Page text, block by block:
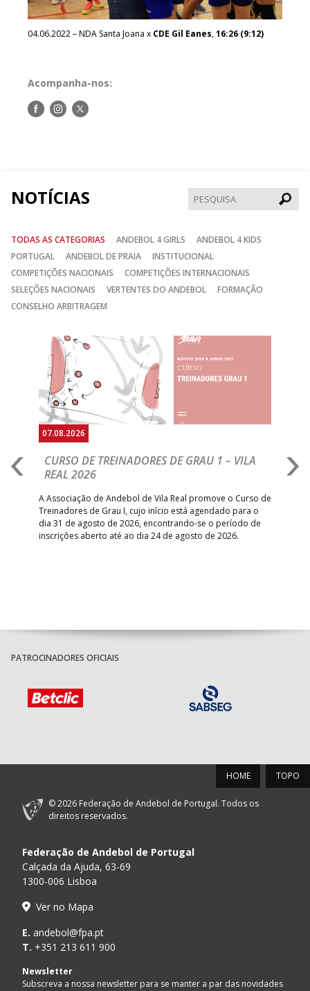
04.06.2022 – NDA Santa Joana x CDE Gil Eanes,16:26 (9:12)
Acompanha-nos:
Siga-Siga-Siga-
NOTÍCIAS
TODAS AS CATEGORIAS ANDEBOL 4 GIRLS
ANDEBOL 4 KIDS
PORTUGAL
ANDEBOL DE PRAIA
INSTITUCIONAL
COMPETIÇÕES NACIONAIS
COMPETIÇÕES INTERNACIONAIS
SELEÇÕES NACIONAIS
VERTENTES DO ANDEBOL
FORMAÇÃO
CONSELHO ARBITRAGEM
07.08.2026
CURSO DE TREINADORES DE GRAU 1 – VILA
REAL 2026
A Associação de Andebol de Vila Real promove o Curso de
Treinadores de Grau I, cujo início está agendado para o
dia 31 de agosto de 2026, encontrando-se o período de
inscrições aberto até ao dia 24 de agosto de 2026.
Anterior
PATROCINADORES OFICIAIS
TOPO
HOME
© 2026 Federação de Andebol de Portugal. Todos os
direitos reservados.
Federação de Andebol de Portugal
Calçada da Ajuda, 63-69
1300-006 Lisboa
Ver no Mapa
E. andebol@fpa.pt
T. +351 213 611 900
Newsletter
Subscreva a nossa newsletter para se manter a par das novidades